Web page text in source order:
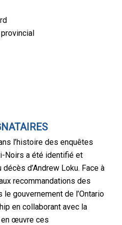
l’histoire des enquêtes
Noirs a été identifié et
d’Andrew Loku. Face à
recommandations des
gouvernement de l’Ontario
en collaborant avec la
en œuvre ces